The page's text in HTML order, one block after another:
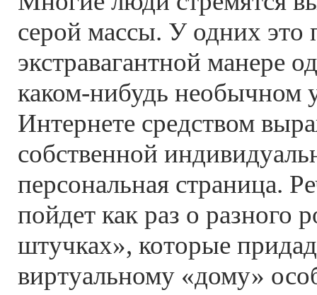
серой массы. У одних это
экстравагантной манере
каком-нибудь необычном
Интернете средством
собственной
персональная страница.
пойдет как раз о разного
штучках», которые
виртуальному «дому»